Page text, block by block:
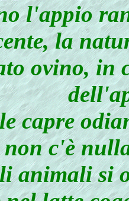
l'appio
la
ovino, in
capre
non c'è
animali si